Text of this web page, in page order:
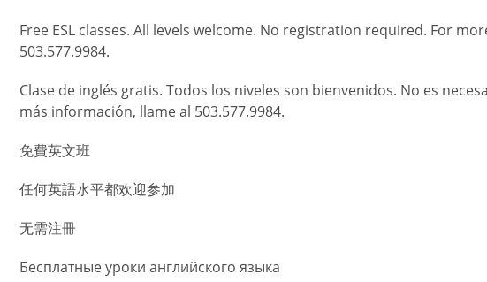
Free ESL classes. All levels welcome. No registration required. For
503.577.9984.
Clase de inglés gratis. Todos los niveles son bienvenidos. No es
más información, llame al 503.577.9984.
免費英文班
任何英語水平都欢迎参加
无需注冊
Бесплатные уроки английского языка